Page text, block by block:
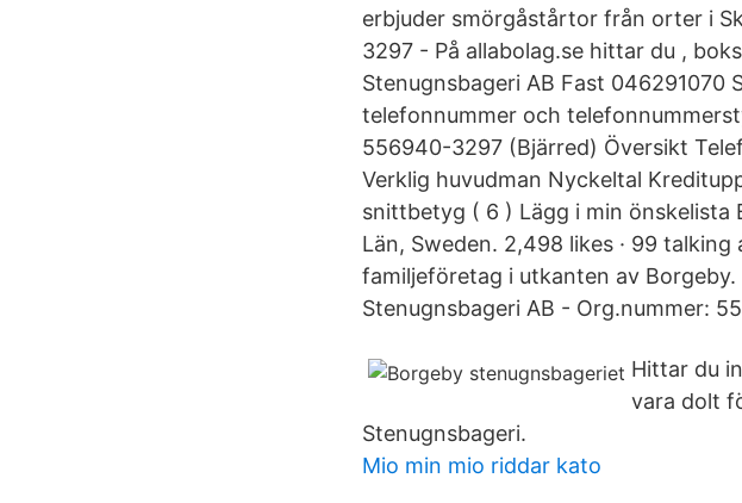
erbjuder smörgåstårtor från orter i
3297 - På allabolag.se hittar du ,
Stenugnsbageri AB Fast 046291070
telefonnummer och
556940-3297 (Bjärred) Översikt
Verklig huvudman Nyckeltal
snittbetyg ( 6 ) Lägg i min önskelista
Län, Sweden. 2,498 likes · 99
familjeföretag i utkanten av
Stenugnsbageri AB - Org.nummer:
Hittar du
vara dolt
Stenugnsbageri.
Mio min mio riddar kato